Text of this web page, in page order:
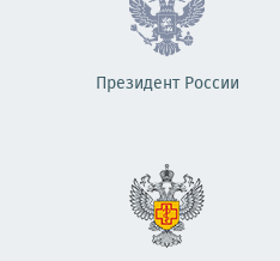
Президент России